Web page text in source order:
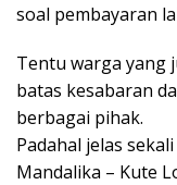
soal pembayaran
Tentu warga yang
batas kesabaran
berbagai pihak.
Padahal jelas
Mandalika – Kute